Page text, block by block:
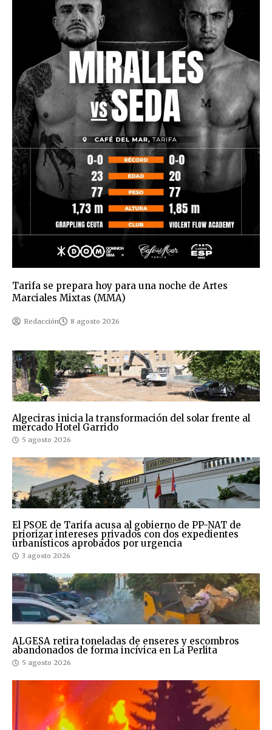
Tarifa se prepara hoy para una noche de Artes
Marciales Mixtas (MMA)
Redacción 8 agosto 2026
Algeciras inicia la transformación del solar frente al
mercado Hotel Garrido
5 agosto 2026
El PSOE de Tarifa acusa al gobierno de PP-NAT de
priorizar intereses privados con dos expedientes
urbanísticos aprobados por urgencia
3 agosto 2026
ALGESA retira toneladas de enseres y escombros
abandonados de forma incívica en La Perlita
5 agosto 2026